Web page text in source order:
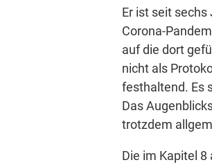
Er ist seit
Corona-
auf die dort
nicht als
festhaltend. Es
Das
trotzdem
Die im Kapitel